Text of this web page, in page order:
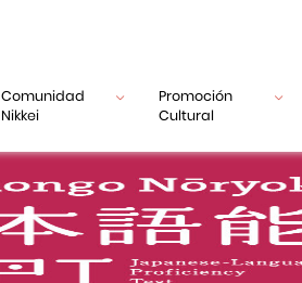
Comunidad
Nikkei
Promoción
Cultural